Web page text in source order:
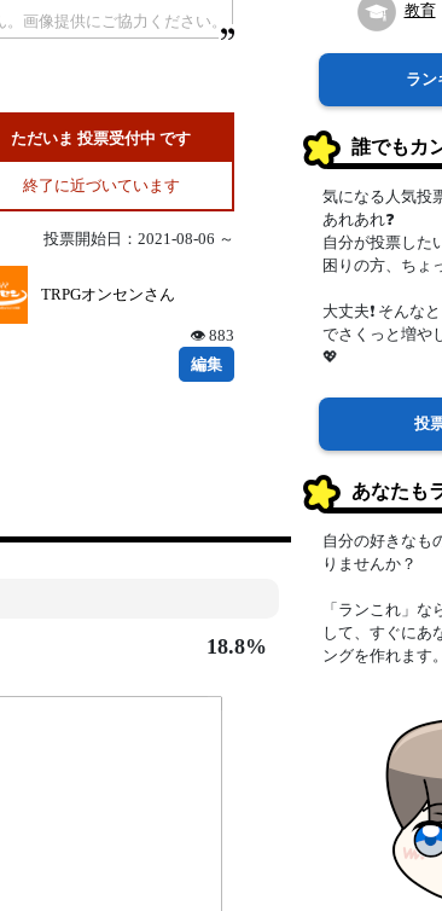
ただいま 投票受付中 です
終了に近づいています
投票開始日：2021-08-06 ～
TRPGオンセンさん
👁 883
編集
18.8%
教育
ラン
誰でもカ
気になる人気投
あれあれ❓
自分が投票した
困りの方、ちょ
大丈夫❗ そんな
でさくっと増や
💖
投
あなたも
自分の好きなも
りませんか？
「ランこれ」な
して、すぐにあ
ングを作れます。